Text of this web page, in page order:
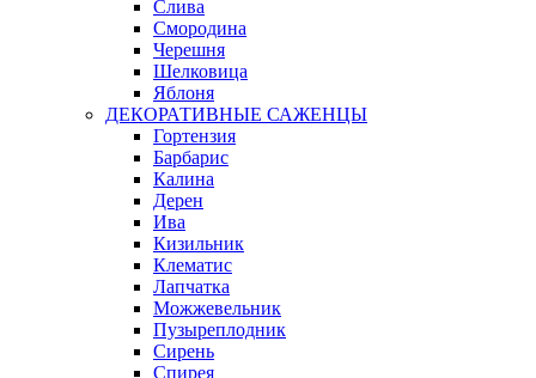
Слива
Смородина
Черешня
Шелковица
Яблоня
ДЕКОРАТИВНЫЕ САЖЕНЦЫ
Гортензия
Барбарис
Калина
Дерен
Ива
Кизильник
Клематис
Лапчатка
Можжевельник
Пузыреплодник
Сирень
Спирея